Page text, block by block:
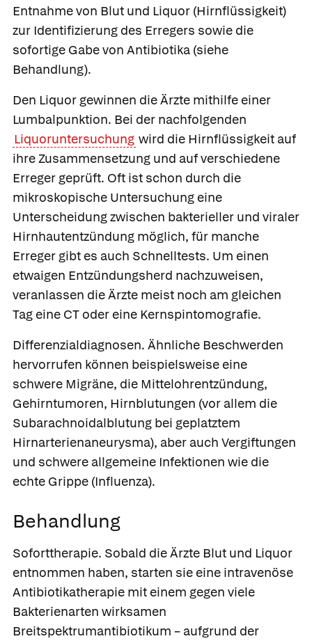
Entnahme von Blut und Liquor (Hirnflüssigkeit)
zur Identifizierung des Erregers sowie die
sofortige Gabe von Antibiotika (siehe
Behandlung).
Den Liquor gewinnen die Ärzte mithilfe einer
Lumbalpunktion. Bei der nachfolgenden
Liquoruntersuchung wird die Hirnflüssigkeit auf
ihre Zusammensetzung und auf verschiedene
Erreger geprüft. Oft ist schon durch die
mikroskopische Untersuchung eine
Unterscheidung zwischen bakterieller und viraler
Hirnhautentzündung möglich, für manche
Erreger gibt es auch Schnelltests. Um einen
etwaigen Entzündungsherd nachzuweisen,
veranlassen die Ärzte meist noch am gleichen
Tag eine CT oder eine Kernspintomografie.
Differenzialdiagnosen. Ähnliche Beschwerden
hervorrufen können beispielsweise eine
schwere Migräne, die Mittelohrentzündung,
Gehirntumoren, Hirnblutungen (vor allem die
Subarachnoidalblutung bei geplatztem
Hirnarterienaneurysma), aber auch Vergiftungen
und schwere allgemeine Infektionen wie die
echte Grippe (Influenza).
Behandlung
Soforttherapie. Sobald die Ärzte Blut und Liquor
entnommen haben, starten sie eine intravenöse
Antibiotikatherapie mit einem gegen viele
Bakterienarten wirksamen
Breitspektrumantibiotikum – aufgrund der